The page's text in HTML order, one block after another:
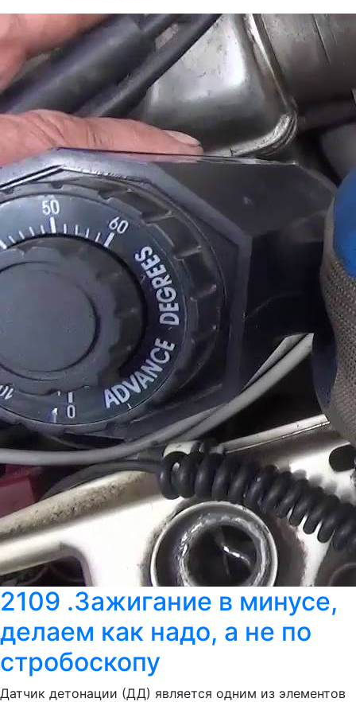
2109 .Зажигание в минусе,
делаем как надо, а не по
стробоскопу
Датчик детонации (ДД) является одним из элементов